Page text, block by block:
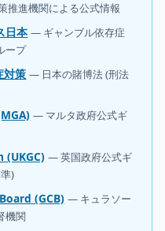
推進機関による公式情報
日本 — ギャンブル依存症
ープ
対策 — 日本の賭博法 (刑法
— マルタ政府公式ギ
— 英国政府公式ギ
)
(GCB) — キュラソー
機関